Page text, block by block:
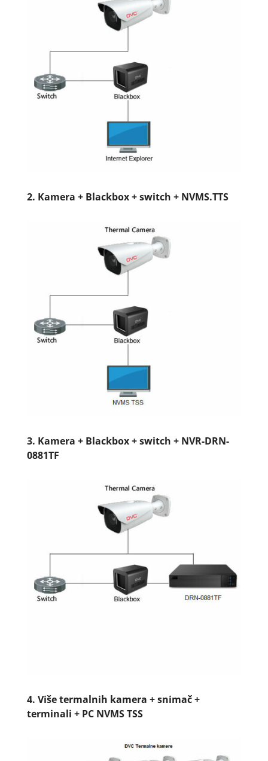
2. Kamera + Blackbox + switch + NVMS.TTS
3. Kamera + Blackbox + switch + NVR-DRN-
0881TF
4. Više termalnih kamera + snimač +
terminali + PC NVMS TSS